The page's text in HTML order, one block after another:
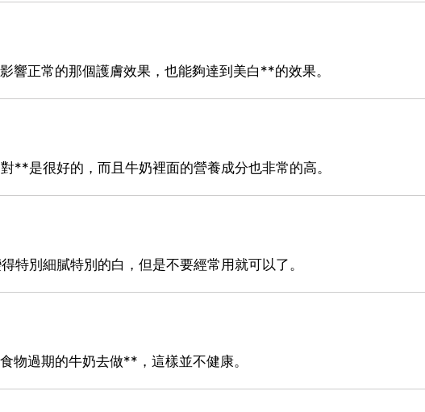
響正常的那個護膚效果，也能夠達到美白**的效果。
**是很好的，而且牛奶裡面的營養成分也非常的高。
別細膩特別的白，但是不要經常用就可以了。
物過期的牛奶去做**，這樣並不健康。